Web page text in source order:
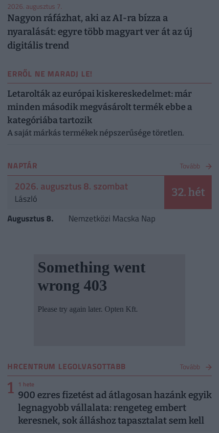
2026. augusztus 7.
Nagyon ráfázhat, aki az AI-ra bízza a
nyaralását: egyre több magyart ver át az új
digitális trend
ERRŐL NE MARADJ LE!
Letarolták az európai kiskereskedelmet: már
minden második megvásárolt termék ebbe a
kategóriába tartozik
A saját márkás termékek népszerűsége töretlen.
NAPTÁR Tovább
2026. augusztus 8. szombat
László 32. hét
Augusztus 8. Nemzetközi Macska Nap
HRCENTRUM LEGOLVASOTTABB Tovább
1 1 hete
900 ezres fizetést ad átlagosan hazánk egyik
legnagyobb vállalata: rengeteg embert
keresnek, sok álláshoz tapasztalat sem kell